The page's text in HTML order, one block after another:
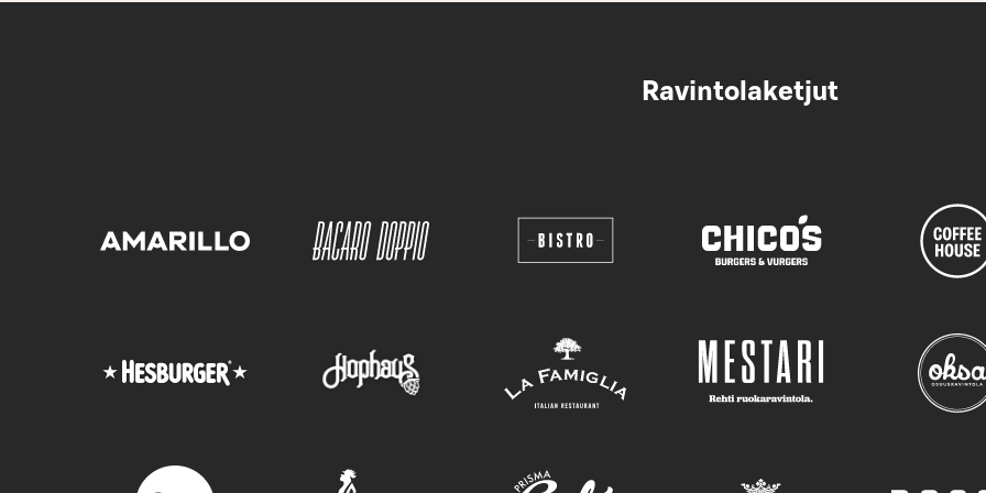
Ravintolaketjut